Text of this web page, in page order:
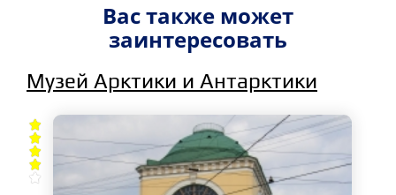
Вас также может
заинтересовать
Музей Арктики и Антарктики




